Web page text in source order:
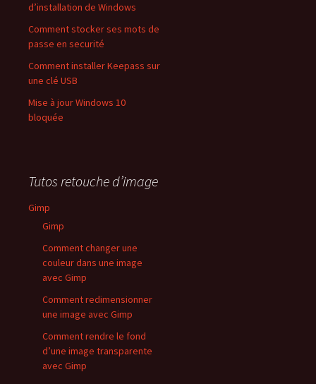
d’installation de Windows
Comment stocker ses mots de
passe en securité
Comment installer Keepass sur
une clé USB
Mise à jour Windows 10
bloquée
Tutos retouche d’image
Gimp
Gimp
Comment changer une
couleur dans une image
avec Gimp
Comment redimensionner
une image avec Gimp
Comment rendre le fond
d’une image transparente
avec Gimp